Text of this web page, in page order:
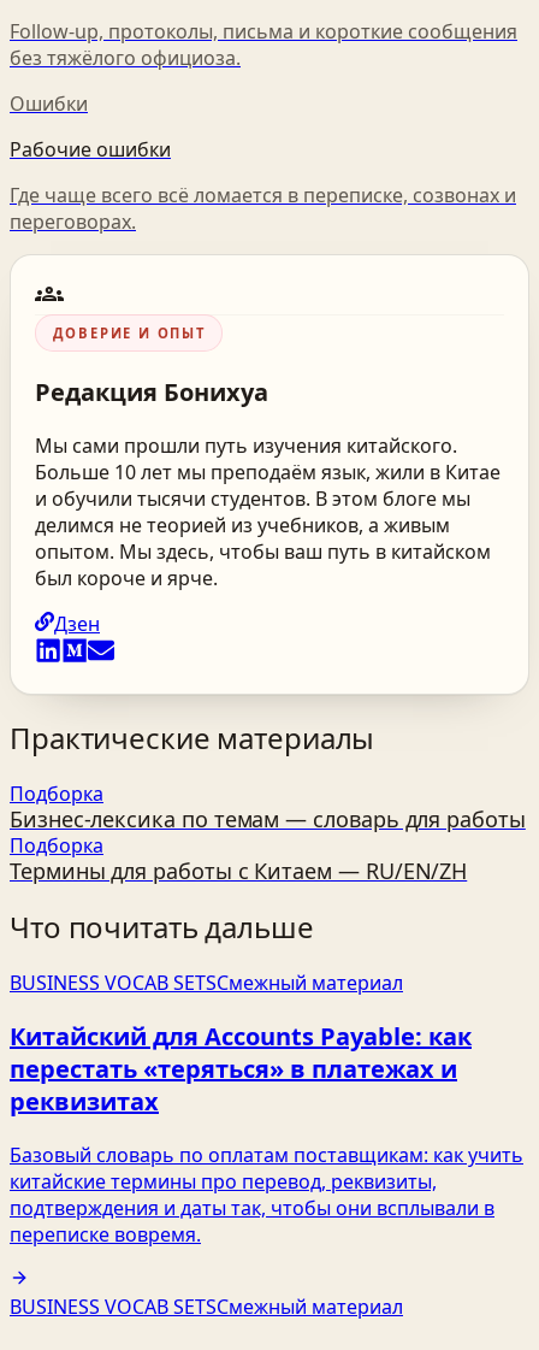
Follow-up, протоколы, письма и короткие сообщения
без тяжёлого официоза.
Ошибки
Рабочие ошибки
Где чаще всего всё ломается в переписке, созвонах и
переговорах.
groups
ДОВЕРИЕ И ОПЫТ
Редакция Бонихуа
Мы сами прошли путь изучения китайского.
Больше 10 лет мы преподаём язык, жили в Китае
и обучили тысячи студентов. В этом блоге мы
делимся не теорией из учебников, а живым
опытом. Мы здесь, чтобы ваш путь в китайском
был короче и ярче.
Дзен
Практические материалы
Подборка
Бизнес‑лексика по темам — словарь для работы
Подборка
Термины для работы с Китаем — RU/EN/ZH
Что почитать дальше
BUSINESS VOCAB SETSСмежный материал
Китайский для Accounts Payable: как
перестать «теряться» в платежах и
реквизитах
Базовый словарь по оплатам поставщикам: как учить
китайские термины про перевод, реквизиты,
подтверждения и даты так, чтобы они всплывали в
переписке вовремя.
BUSINESS VOCAB SETSСмежный материал